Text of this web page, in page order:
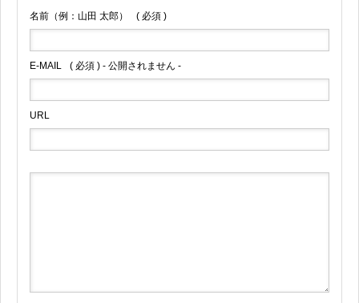
名前（例：山田 太郎） ( 必須 )
E-MAIL ( 必須 ) - 公開されません -
URL